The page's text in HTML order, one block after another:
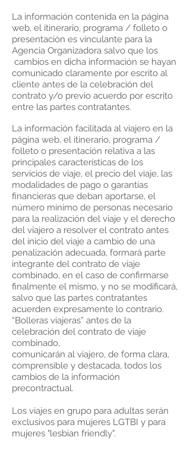
La información contenida en la página
web, el itinerario, programa / folleto o
presentación es vinculante para la
Agencia Organizadora salvo que los
cambios en dicha información se hayan
comunicado claramente por escrito al
cliente antes de la celebración del
contrato y/o previo acuerdo por escrito
entre las partes contratantes.
La información facilitada al viajero en la
página web, el itinerario, programa /
folleto o presentación relativa a las
principales características de los
servicios de viaje, el precio del viaje, las
modalidades de pago o garantías
financieras que deban aportarse, el
número mínimo de personas necesario
para la realización del viaje y el derecho
del viajero a resolver el contrato antes
del inicio del viaje a cambio de una
penalización adecuada, formará parte
integrante del contrato de viaje
combinado, en el caso de confirmarse
finalmente el mismo, y no se modificará,
salvo que las partes contratantes
acuerden expresamente lo contrario.
“Bolleras viajeras” antes de la
celebración del contrato de viaje
combinado,
comunicarán al viajero, de forma clara,
comprensible y destacada, todos los
cambios de la información
precontractual.
Los viajes en grupo para adultas serán
exclusivos para mujeres LGTBI y para
mujeres "lesbian friendly".